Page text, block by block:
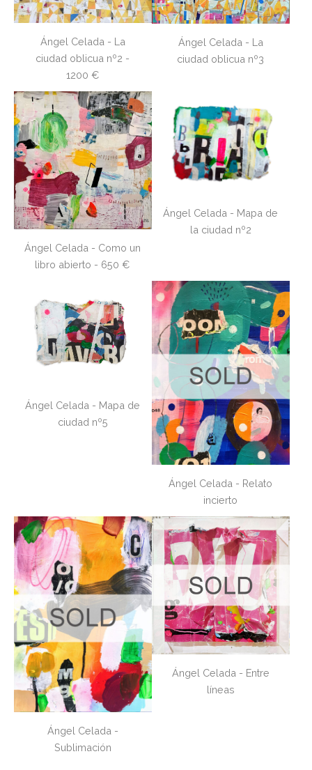
Ángel Celada - La
ciudad oblicua nº2 -
1200 €
Ángel Celada - La
ciudad oblicua nº3
Ángel Celada - Como un
libro abierto - 650 €
Ángel Celada - Mapa de
la ciudad nº2
Ángel Celada - Mapa de
ciudad nº5
Ángel Celada - Relato
incierto
Ángel Celada -
Sublimación
Ángel Celada - Entre
líneas